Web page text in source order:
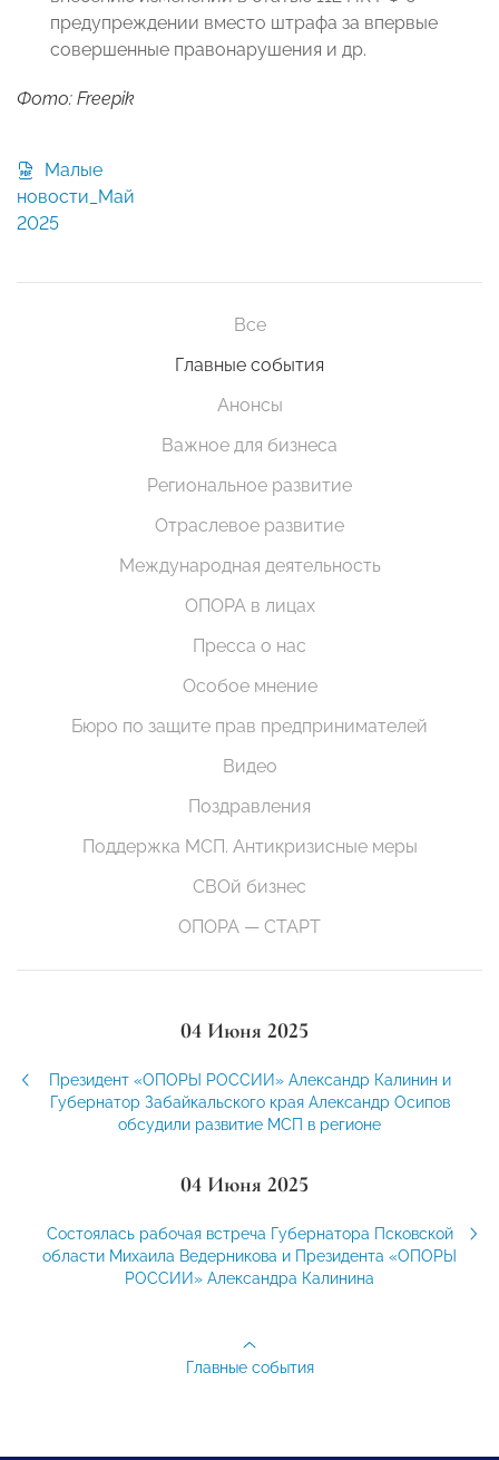
предупреждении вместо штрафа за впервые
совершенные правонарушения и др.
Фото: Freepik
новости_Май
2025
Все
Главные события
Анонсы
Важное для бизнеса
Региональное развитие
Отраслевое развитие
Международная деятельность
ОПОРА в лицах
Пресса о нас
Особое мнение
Бюро по защите прав предпринимателей
Видео
Поздравления
Поддержка МСП. Антикризисные меры
СВОй бизнес
ОПОРА — СТАРТ
04 Июня 2025
Президент «ОПОРЫ РОССИИ» Александр Калинин и
Губернатор Забайкальского края Александр Осипов
обсудили развитие МСП в регионе
04 Июня 2025
Состоялась рабочая встреча Губернатора Псковской
области Михаила Ведерникова и Президента «ОПОРЫ
РОССИИ» Александра Калинина
Главные события